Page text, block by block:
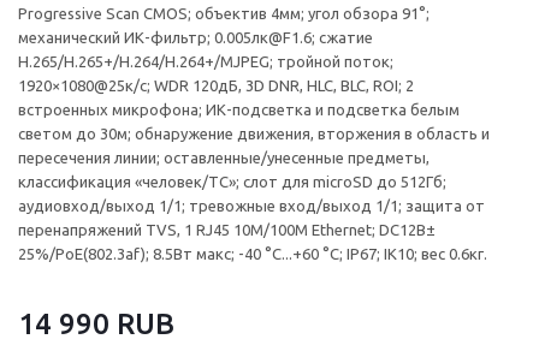
Progressive Scan CMOS; объектив 4мм; угол обзора 91°;
механический ИК-фильтр; 0.005лк@F1.6; сжатие
H.265/H.265+/H.264/H.264+/MJPEG; тройной поток;
1920×1080@25к/с; WDR 120дБ, 3D DNR, HLC, BLC, ROI; 2
встроенных микрофона; ИК-подсветка и подсветка белым
светом до 30м; обнаружение движения, вторжения в область и
пересечения линии; оставленные/унесенные предметы,
классификация «человек/ТС»; слот для microSD до 512Гб;
аудиовход/выход 1/1; тревожные вход/выход 1/1; защита от
перенапряжений TVS, 1 RJ45 10M/100M Ethernet; DC12В±
25%/PoE(802.3af); 8.5Вт макс; -40 °C...+60 °C; IP67; IK10; вес 0.6кг.
14 990 RUB